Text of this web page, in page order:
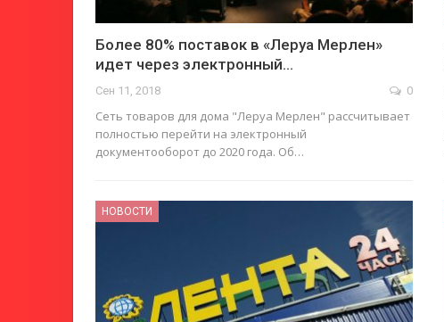
Более 80% поставок в «Леруа Мерлен»
идет через электронный…
Сен 11, 2018 0
Сеть товаров для дома "Леруа Мерлен" рассчитывает
полностью перейти на электронный
документооборот до 2020 года. Об…
НОВОСТИ